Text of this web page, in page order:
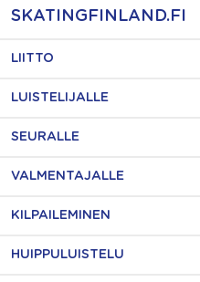
SKATINGFINLAND.FI
LIITTO
LUISTELIJALLE
SEURALLE
VALMENTAJALLE
KILPAILEMINEN
HUIPPULUISTELU